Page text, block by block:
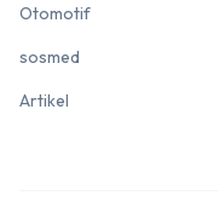
Otomotif
sosmed
Artikel